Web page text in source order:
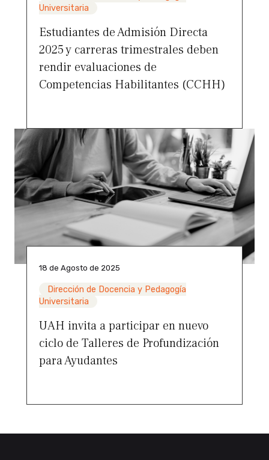
Universitaria
Estudiantes de Admisión Directa
2025 y carreras trimestrales deben
rendir evaluaciones de
Competencias Habilitantes (CCHH)
18 de Agosto de 2025
Dirección de Docencia y Pedagogía
Universitaria
UAH invita a participar en nuevo
ciclo de Talleres de Profundización
para Ayudantes